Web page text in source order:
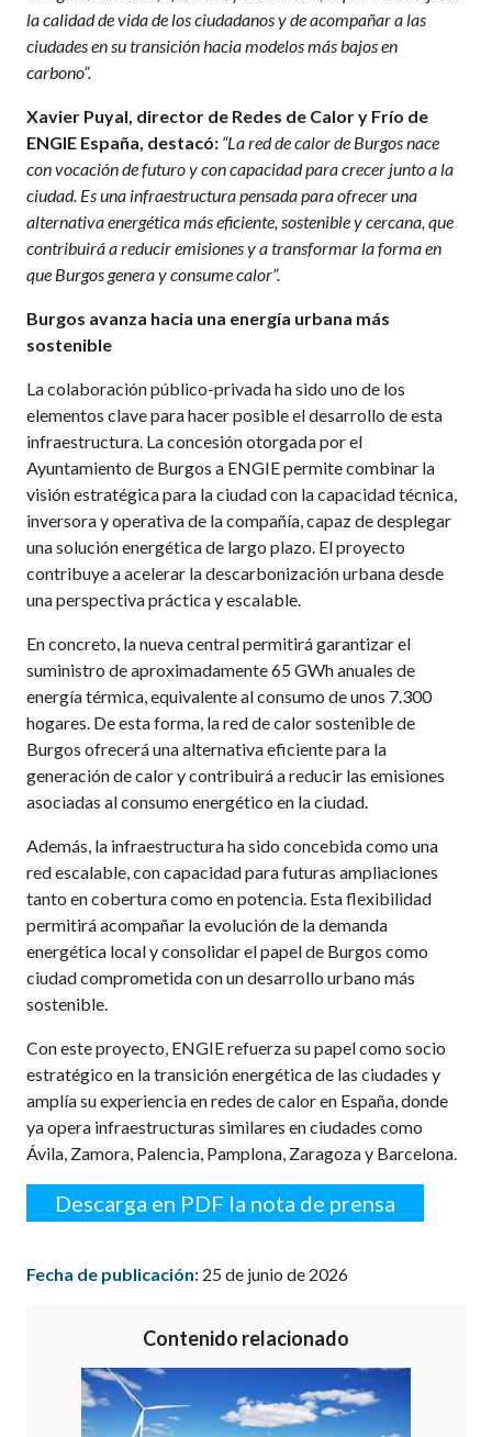
la calidad de vida de los ciudadanos y de acompañar a las
ciudades en su transición hacia modelos más bajos en
carbono”.
Xavier Puyal, director de Redes de Calor y Frío de
ENGIE España, destacó: “La red de calor de Burgos nace
con vocación de futuro y con capacidad para crecer junto a la
ciudad. Es una infraestructura pensada para ofrecer una
alternativa energética más eficiente, sostenible y cercana, que
contribuirá a reducir emisiones y a transformar la forma en
que Burgos genera y consume calor”.
Burgos avanza hacia una energía urbana más
sostenible
La colaboración público-privada ha sido uno de los
elementos clave para hacer posible el desarrollo de esta
infraestructura. La concesión otorgada por el
Ayuntamiento de Burgos a ENGIE permite combinar la
visión estratégica para la ciudad con la capacidad técnica,
inversora y operativa de la compañía, capaz de desplegar
una solución energética de largo plazo. El proyecto
contribuye a acelerar la descarbonización urbana desde
una perspectiva práctica y escalable.
En concreto, la nueva central permitirá garantizar el
suministro de aproximadamente 65 GWh anuales de
energía térmica, equivalente al consumo de unos 7.300
hogares. De esta forma, la red de calor sostenible de
Burgos ofrecerá una alternativa eficiente para la
generación de calor y contribuirá a reducir las emisiones
asociadas al consumo energético en la ciudad.
Además, la infraestructura ha sido concebida como una
red escalable, con capacidad para futuras ampliaciones
tanto en cobertura como en potencia. Esta flexibilidad
permitirá acompañar la evolución de la demanda
energética local y consolidar el papel de Burgos como
ciudad comprometida con un desarrollo urbano más
sostenible.
Con este proyecto, ENGIE refuerza su papel como socio
estratégico en la transición energética de las ciudades y
amplía su experiencia en redes de calor en España, donde
ya opera infraestructuras similares en ciudades como
Ávila, Zamora, Palencia, Pamplona, Zaragoza y Barcelona.
Descarga en PDF la nota de prensa
Fecha de publicación: 25 de junio de 2026
Contenido relacionado